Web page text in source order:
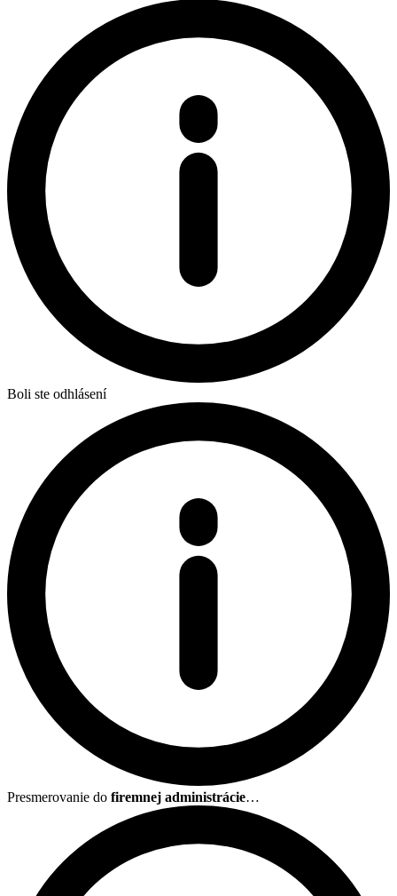
Boli ste odhlásení
Presmerovanie do firemnej administrácie…